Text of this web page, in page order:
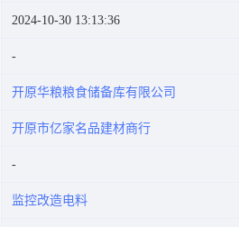
2024-10-30 13:13:36
开原华粮粮食储备库有限公司
开原市亿家名品建材商行
监控改造电料